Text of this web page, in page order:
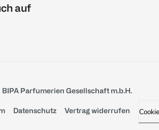
auf
Parfumerien Gesellschaft m.b.H.
Datenschutz Vertrag widerrufen